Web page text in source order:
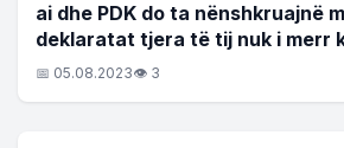
ai dhe PDK do ta nënshkruajnë
deklaratat tjera të tij nuk i merr
📅 05.08.2023👁 3